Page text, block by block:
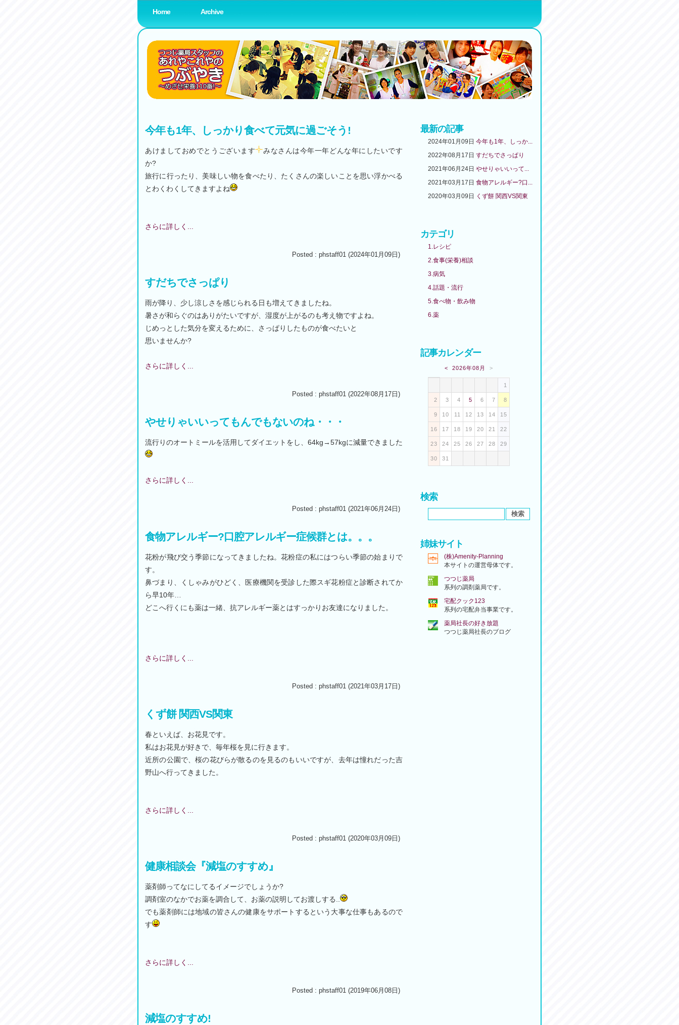
Home Archive
今年も1年、しっかり食べて元気に過ごそう!
あけましておめでとうございます
みなさんは今年一年どんな年にしたいです
か?
旅行に行ったり、美味しい物を食べたり、たくさんの楽しいことを思い浮かべる
とわくわくしてきますよね
さらに詳しく...
Posted : phstaff01 (2024年01月09日)
すだちでさっぱり
雨が降り、少し涼しさを感じられる日も増えてきましたね。
暑さが和らぐのはありがたいですが、湿度が上がるのも考え物ですよね。
じめっとした気分を変えるために、さっぱりしたものが食べたいと
思いませんか?
さらに詳しく...
Posted : phstaff01 (2022年08月17日)
やせりゃいいってもんでもないのね・・・
流行りのオートミールを活用してダイエットをし、64kg→57kgに減量できました
さらに詳しく...
Posted : phstaff01 (2021年06月24日)
食物アレルギー?口腔アレルギー症候群とは。。。
花粉が飛び交う季節になってきましたね。花粉症の私にはつらい季節の始まりで
す。
鼻づまり、くしゃみがひどく、医療機関を受診した際スギ花粉症と診断されてか
ら早10年…
どこへ行くにも薬は一緒、抗アレルギー薬とはすっかりお友達になりました。
さらに詳しく...
Posted : phstaff01 (2021年03月17日)
くず餅 関西VS関東
春といえば、お花見です。
私はお花見が好きで、毎年桜を見に行きます。
近所の公園で、桜の花びらが散るのを見るのもいいですが、去年は憧れだった吉
野山へ行ってきました。
さらに詳しく...
Posted : phstaff01 (2020年03月09日)
健康相談会『減塩のすすめ』
薬剤師ってなにしてるイメージでしょうか?
調剤室のなかでお薬を調合して、お薬の説明してお渡しする..
でも薬剤師には地域の皆さんの健康をサポートするという大事な仕事もあるので
す
さらに詳しく...
Posted : phstaff01 (2019年06月08日)
減塩のすすめ!
最新の記事
2024年01月09日 今年も1年、しっか...
2022年08月17日 すだちでさっぱり
2021年06月24日 やせりゃいいって...
2021年03月17日 食物アレルギー?口...
2020年03月09日
くず餅 関西VS関東
カテゴリ
1.レシピ
2.食事(栄養)相談
3.病気
4.話題・流行
5.食べ物・飲み物
6.薬
記事カレンダー
< 2026年08月 >
1
2 3 4 5 6 7 8
9 10 11 12 13 14 15
16 17 18 19 20 21 22
23 24 25 26 27 28 29
30 31
検索
姉妹サイト
(株)Amenity-Planning
本サイトの運営母体です。
つつじ薬局
系列の調剤薬局です。
宅配クック123
系列の宅配弁当事業です。
薬局社長の好き放題
つつじ薬局社長のブログ